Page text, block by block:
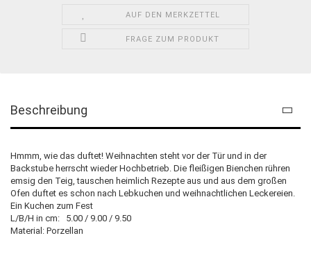
AUF DEN MERKZETTEL
FRAGE ZUM PRODUKT
Beschreibung
Hmmm, wie das duftet! Weihnachten steht vor der Tür und in der
Backstube herrscht wieder Hochbetrieb. Die fleißigen Bienchen rühren
emsig den Teig, tauschen heimlich Rezepte aus und aus dem großen
Ofen duftet es schon nach Lebkuchen und weihnachtlichen Leckereien.
Ein Kuchen zum Fest
L/B/H in cm: 5.00 / 9.00 / 9.50
Material: Porzellan